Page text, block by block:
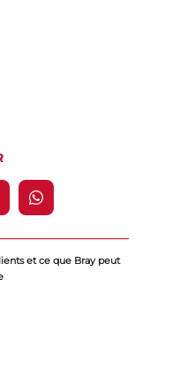
et ce que Bray peut